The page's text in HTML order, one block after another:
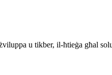
u tikber, il-ħtieġa għal